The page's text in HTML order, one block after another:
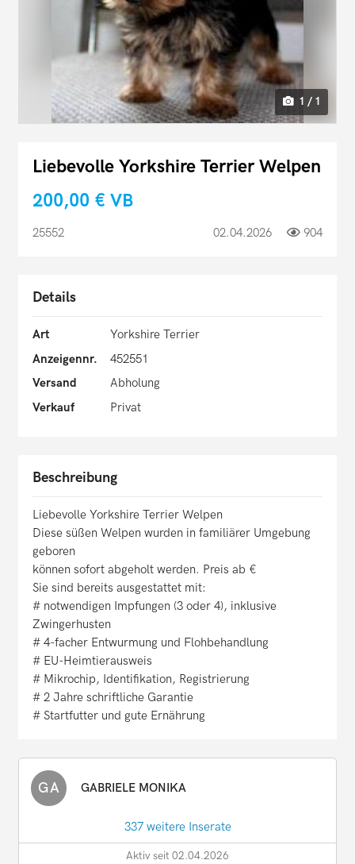
1 / 1
Liebevolle Yorkshire Terrier Welpen
200,00 € VB
25552 02.04.2026 904
Details
Art
Yorkshire Terrier
Anzeigennr.
452551
Versand
Abholung
Verkauf
Privat
Beschreibung
Liebevolle Yorkshire Terrier Welpen
Diese süßen Welpen wurden in familiärer Umgebung
geboren
können sofort abgeholt werden. Preis ab €
Sie sind bereits ausgestattet mit:
# notwendigen Impfungen (3 oder 4), inklusive
Zwingerhusten
# 4-facher Entwurmung und Flohbehandlung
# EU-Heimtierausweis
# Mikrochip, Identifikation, Registrierung
# 2 Jahre schriftliche Garantie
# Startfutter und gute Ernährung
GA GABRIELE MONIKA
337 weitere Inserate
Aktiv seit 02.04.2026